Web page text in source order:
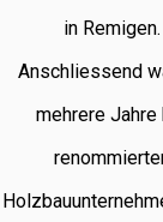
in Remigen.
Anschliessend
mehrere Jahre